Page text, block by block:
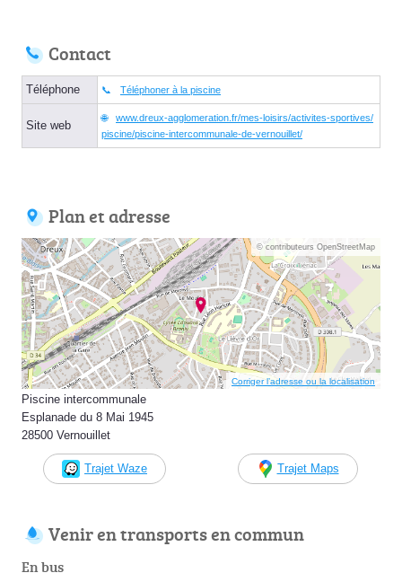
Contact
Téléphone Téléphoner à la piscine
Site web
www.dreux-agglomeration.fr/mes-loisirs/activites-sportives/
piscine/piscine-intercommunale-de-vernouillet/
Plan et adresse
© contributeurs OpenStreetMap
Corriger l’adresse ou la localisation
Piscine intercommunale
Esplanade du 8 Mai 1945
28500 Vernouillet
Trajet Waze Trajet Maps
Venir en transports en commun
En bus